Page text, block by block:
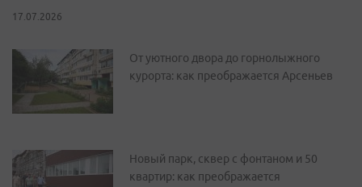
17.07.2026
От уютного двора до горнолыжного
курорта: как преображается Арсеньев
Новый парк, сквер с фонтаном и 50
квартир: как преображается